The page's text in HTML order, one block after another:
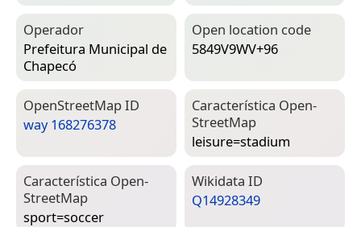
Operador
Prefeitura Municipal de
Chapecó
Open location code
5849V9WV+96
Open­Street­Map ID
way 168276378
Característica Open­
Street­Map
leisure=­stadium
Característica Open­
Street­Map
sport=­soccer
Wiki­data ID
Q14928349